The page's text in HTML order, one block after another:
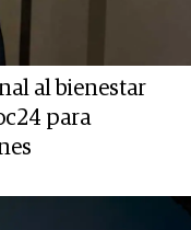
al bienestar
para